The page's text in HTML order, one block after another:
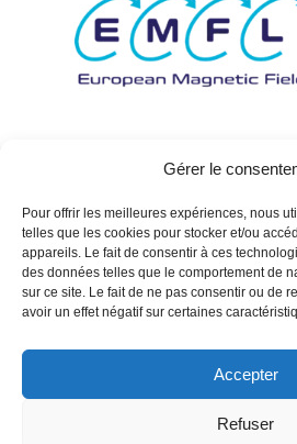
Gérer le
Pour offrir les meilleures expériences, nous
telles que les cookies pour stocker et/ou
appareils. Le fait de consentir à ces
des données telles que le comportement de
sur ce site. Le fait de ne pas consentir ou de
avoir un effet négatif sur certaines
Accepter
Refuser